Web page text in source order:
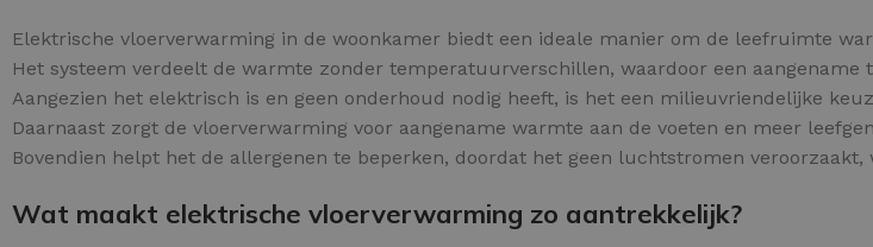
Elektrische vloerverwarming in de woonkamer biedt een ideale manier om de leefruimte
Het systeem verdeelt de warmte zonder temperatuurverschillen, waardoor een
Aangezien het elektrisch is en geen onderhoud nodig heeft, is het een milieuvriendelijke
Daarnaast zorgt de vloerverwarming voor aangename warmte aan de voeten en meer
Bovendien helpt het de allergenen te beperken, doordat het geen luchtstromen veroorzaakt,
Wat maakt elektrische vloerverwarming zo aantrekkelijk?